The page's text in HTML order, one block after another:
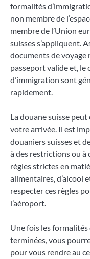
formalités
non membre de
membre de l’Union
suisses s’appliquent.
documents de voyage
passeport valide et, le
d’immigration sont
rapidement.
La douane suisse
votre arrivée. Il est
douaniers suisses et
à des restrictions ou à
règles strictes en
alimentaires, d’alcool
respecter ces règles
l’aéroport.
Une fois les
terminées, vous
pour vous rendre au